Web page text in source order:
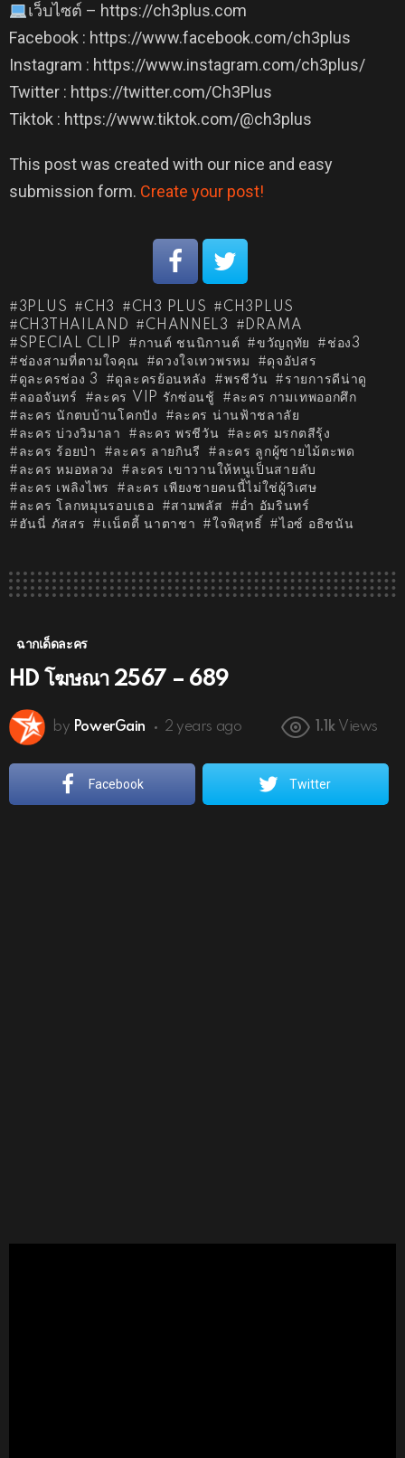
เว็บไซต์ – https://ch3plus.com
Facebook : https://www.facebook.com/ch3plus
Instagram : https://www.instagram.com/ch3plus/
Twitter : https://twitter.com/Ch3Plus
Tiktok : https://www.tiktok.com/@ch3plus
This post was created with our nice and easy
submission form. Create your post!
3PLUS CH3 CH3 PLUS
CH3PLUS
CH3THAILAND
CHANNEL3
DRAMA
SPECIAL CLIP
กานต์ ชนนิกานต์ ขวัญฤทัย
ช่อง3
ช่องสามที่ตามใจคุณ
ดวงใจเทวพรหม
ดุจอัปสร
ดูละครช่อง 3
ดูละครย้อนหลัง พรชีวัน
รายการดีน่าดู
ลออจันทร์
ละคร VIP รักซ่อนชู้
ละคร กามเทพออกศึก
ละคร นักตบบ้านโคกปัง
ละคร น่านฟ้าชลาลัย
ละคร บ่วงวิมาลา
ละคร พรชีวัน
ละคร มรกตสีรุ้ง
ละคร ร้อยป่า
ละคร ลายกินรี
ละคร ลูกผู้ชายไม้ตะพด
ละคร หมอหลวง
ละคร เขาวานให้หนูเป็นสายลับ
ละคร เพลิงไพร
ละคร เพียงชายคนนี้ไม่ใช่ผู้วิเศษ
ละคร โลกหมุนรอบเธอ
สามพลัส
อ่ำ อัมรินทร์
ฮันนี่ ภัสสร
เเน็ตตี้ นาตาชา ใจพิสุทธิ์ ไอซ์ อธิชนัน
ฉากเด็ดละคร
HD โฆษณา 2567 – 689
by PowerGain 2 years ago 1.1k Views
Facebook Twitter